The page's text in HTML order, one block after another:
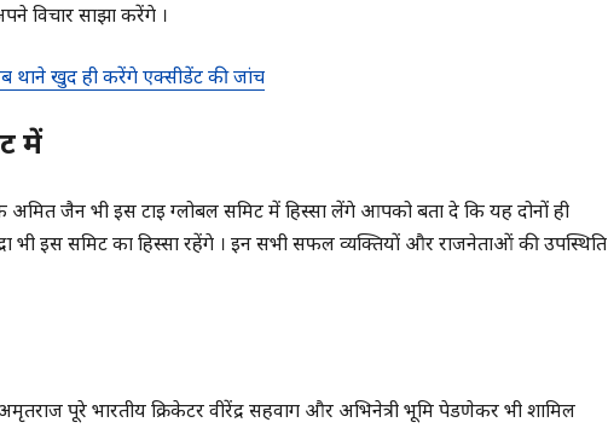
विचार साझा करेंगे ।
थाने खुद ही करेंगे एक्सीडेंट की जांच
में
जैन भी इस टाई ग्लोबल समिट में हिस्सा लेंगे आपको बता दे कि यह दोनों ही
भी इस समिट का हिस्सा रहेंगे । इन सभी सफल व्यक्तियों और राजनेताओं की उपस्थिति
पूरे भारतीय क्रिकेटर वीरेंद्र सहवाग और अभिनेत्री भूमि पेडणेकर भी शामिल